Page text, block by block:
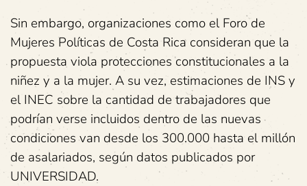
Sin embargo, organizaciones como el Foro de
Mujeres Políticas de Costa Rica consideran que la
propuesta viola protecciones constitucionales a la
niñez y a la mujer. A su vez, estimaciones de INS y
el INEC sobre la cantidad de trabajadores que
podrían verse incluidos dentro de las nuevas
condiciones van desde los 300.000 hasta el millón
de asalariados, según datos publicados por
UNIVERSIDAD.